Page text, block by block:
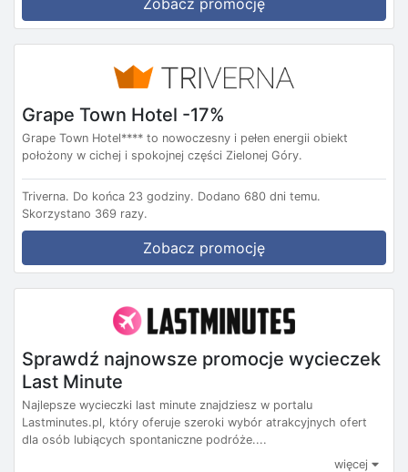
Zobacz promocję
Grape Town Hotel -17%
Grape Town Hotel**** to nowoczesny i pełen energii obiekt
położony w cichej i spokojnej części Zielonej Góry.
Triverna. Do końca 23 godziny. Dodano 680 dni temu.
Skorzystano 369 razy.
Zobacz promocję
Sprawdź najnowsze promocje wycieczek
Last Minute
Najlepsze wycieczki last minute znajdziesz w portalu
Lastminutes.pl, który oferuje szeroki wybór atrakcyjnych ofert
dla osób lubiących spontaniczne podróże....
więcej